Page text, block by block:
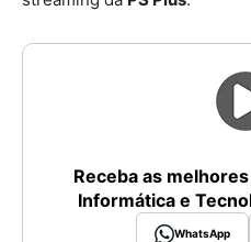
Receba as
Informática e
WhatsApp